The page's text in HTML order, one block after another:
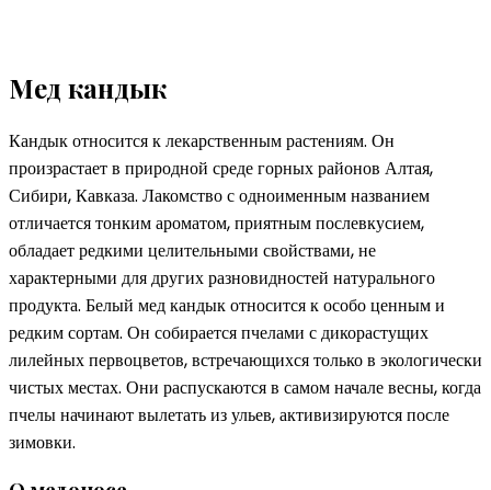
Мед кандык
Кандык относится к лекарственным растениям. Он
произрастает в природной среде горных районов Алтая,
Сибири, Кавказа. Лакомство с одноименным названием
отличается тонким ароматом, приятным послевкусием,
обладает редкими целительными свойствами, не
характерными для других разновидностей натурального
продукта. Белый мед кандык относится к особо ценным и
редким сортам. Он собирается пчелами с дикорастущих
лилейных первоцветов, встречающихся только в экологически
чистых местах. Они распускаются в самом начале весны, когда
пчелы начинают вылетать из ульев, активизируются после
зимовки.